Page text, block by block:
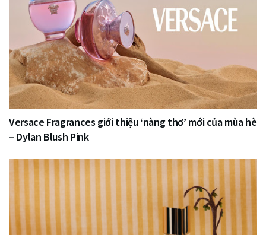
Versace Fragrances giới thiệu ‘nàng thơ’ mới của mùa hè
– Dylan Blush Pink